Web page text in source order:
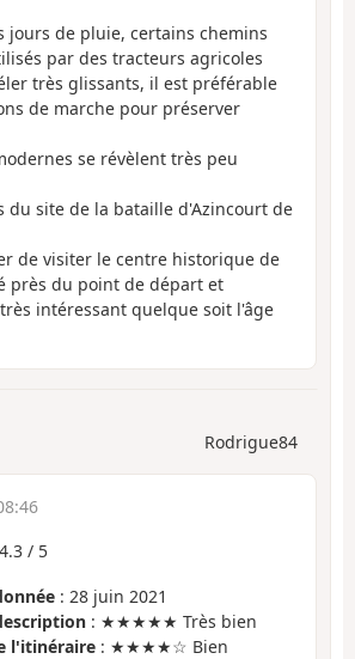
jours de pluie, certains chemins
par des tracteurs agricoles
très glissants, il est préférable
de marche pour préserver
se révèlent très peu
du site de la bataille d'Azincourt de
de visiter le centre historique de
près du point de départ et
intéressant quelque soit l'âge
Rodrigue84
4.3 / 5
: 28 juin 2021
: ★★★★★ Très bien
l'itinéraire : ★★★★☆ Bien